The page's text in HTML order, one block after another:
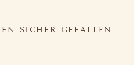
SICHER GEFALLEN